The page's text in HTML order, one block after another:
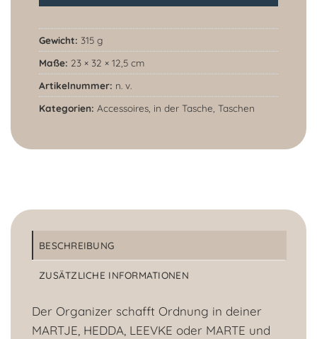
Gewicht: 315 g
Maße: 23 × 32 × 12,5 cm
Artikelnummer: n. v.
Kategorien: Accessoires in der Tasche Taschen
BESCHREIBUNG
ZUSÄTZLICHE INFORMATIONEN
Der Organizer schafft Ordnung in deiner
MARTJE, HEDDA, LEEVKE oder MARTE und